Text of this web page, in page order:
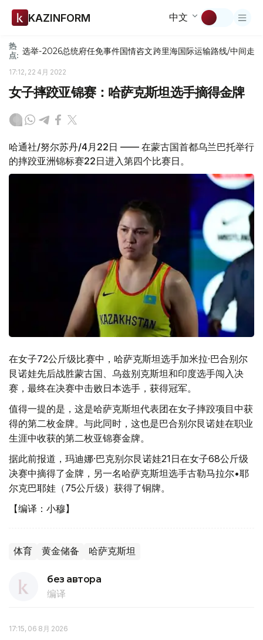
KAZINFORM 中文
热
点: 选举-2026总统府任免事件国情咨文跨里海国际运输路线/中间走廊
17:12, 22 4月 2022
女子摔跤亚锦赛：哈萨克斯坦选手摘得金牌
哈通社/努尔苏丹/4月22日 —— 在蒙古国首都乌兰巴托举行
的摔跤亚洲锦标赛22日进入第四个比赛日。
在女子72公斤级比赛中，哈萨克斯坦选手加米拉·巴合别尔
艮诺娃先后战胜蒙古国、乌兹别克斯坦和印度选手闯入决
赛，最终在决赛中击败日本选手，获得冠军。
值得一提的是，这是哈萨克斯坦代表团在女子摔跤项目中获
得的第二枚金牌。与此同时，这也是巴合别尔艮诺娃在职业
生涯中收获的第二枚亚锦赛金牌。
据此前报道，玛迪娜·巴克别尔艮诺娃21日在女子68公斤级
决赛中摘得了金牌，另一名哈萨克斯坦选手古勒马拉尔•耶
尔克巴耶娃（75公斤级）获得了铜牌。
【编译：小穆】
体育 黄金储备 哈萨克斯坦
без автора
编译
17:15, 06 8月 2026